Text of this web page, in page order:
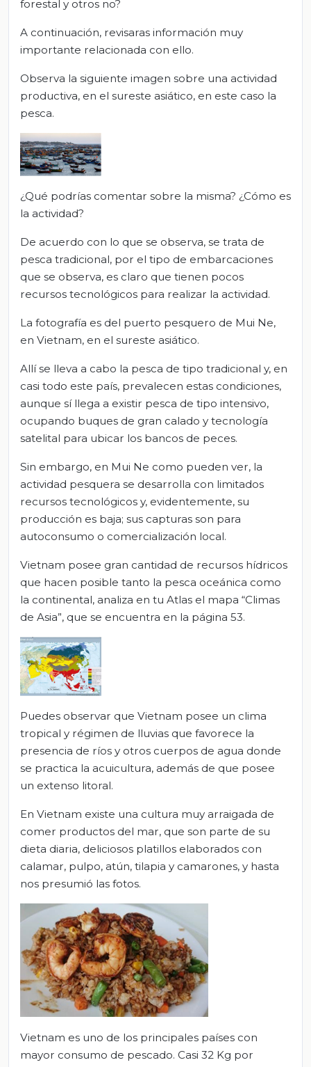
forestal y otros no?
A continuación, revisaras información muy
importante relacionada con ello.
Observa la siguiente imagen sobre una actividad
productiva, en el sureste asiático, en este caso la
pesca.
¿Qué podrías comentar sobre la misma? ¿Cómo es
la actividad?
De acuerdo con lo que se observa, se trata de
pesca tradicional, por el tipo de embarcaciones
que se observa, es claro que tienen pocos
recursos tecnológicos para realizar la actividad.
La fotografía es del puerto pesquero de Mui Ne,
en Vietnam, en el sureste asiático.
Allí se lleva a cabo la pesca de tipo tradicional y, en
casi todo este país, prevalecen estas condiciones,
aunque sí llega a existir pesca de tipo intensivo,
ocupando buques de gran calado y tecnología
satelital para ubicar los bancos de peces.
Sin embargo, en Mui Ne como pueden ver, la
actividad pesquera se desarrolla con limitados
recursos tecnológicos y, evidentemente, su
producción es baja; sus capturas son para
autoconsumo o comercialización local.
Vietnam posee gran cantidad de recursos hídricos
que hacen posible tanto la pesca oceánica como
la continental, analiza en tu Atlas el mapa “Climas
de Asia”, que se encuentra en la página 53.
Puedes observar que Vietnam posee un clima
tropical y régimen de lluvias que favorece la
presencia de ríos y otros cuerpos de agua donde
se practica la acuicultura, además de que posee
un extenso litoral.
En Vietnam existe una cultura muy arraigada de
comer productos del mar, que son parte de su
dieta diaria, deliciosos platillos elaborados con
calamar, pulpo, atún, tilapia y camarones, y hasta
nos presumió las fotos.
Vietnam es uno de los principales países con
mayor consumo de pescado. Casi 32 Kg por